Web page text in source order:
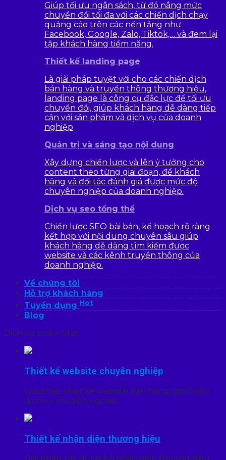
Giúp tối ưu ngân sách, từ đó nâng mức
chuyển đổi tối đa với các chiến dịch chạy
quảng cáo trên các nền tảng như
Facebook, Google, Zalo, Tiktok,… và đem lại
tập khách hàng tiềm năng.
Thiết kế landing page
Là giải pháp tuyệt vời cho các chiến dịch
bán hàng và truyền thông thương hiệu,
landing page là công cụ đắc lực để tối ưu
chuyển đổi, giúp khách hàng dễ dàng tiếp
cận với sản phẩm và dịch vụ của doanh
nghiệp
Quản trị và sáng tạo nội dung
Xây dựng chiến lược và lên ý tưởng cho
content theo từng giai đoạn, để khách
hàng và đối tác đánh giá được mức độ
chuyên nghiệp của doanh nghiệp.
Dịch vụ seo tổng thể
Chiến lược SEO bài bản, kế hoạch rõ ràng
kết hợp với nội dung chuyên sâu giúp
khách hàng dễ dàng tìm kiếm được
website và các kênh truyền thông của
doanh nghiệp.
Về chúng tôi
Hỗ trợ khách hàng
Tuyển dụng Hot
Blog
Dịch vụ của V-Star
Thiết kế website chuyên nghiệp
Giải pháp thiết kế website bán hàng, giới thiệu
dịch vụ chuyên nghiệp
Thiết kế nhận diện thương hiệu